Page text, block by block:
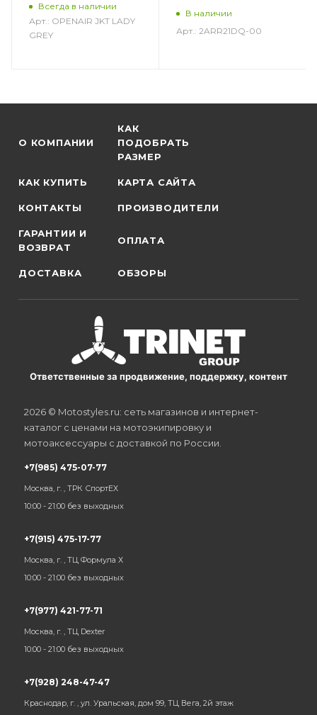
Всегда в наличии
Арт.: OPENAIR JKT LADY
GREY
В наличии
Арт.: 2ARR21DQ-00
О КОМПАНИИ
КАК
ПОДОБРАТЬ
РАЗМЕР
КАК КУПИТЬ КАРТА САЙТА
КОНТАКТЫ ПРОИЗВОДИТЕЛИ
ГАРАНТИИ И
ВОЗВРАТ
ОПЛАТА
ДОСТАВКА ОБЗОРЫ
Ответственные за продвижение, поддержку, контент
2026 © Motostyles.ru: сеть магазинов и интернет-
каталог с ценами на мотоэкипировку и
мотоаксессуары с доставкой по России.
+7(985) 475-07-77
Москва, г. , ТРК СпортЕХ
10:00 - 21:00 без выходных
+7(915) 475-17-77
Москва, г. , ТЦ Формула Х
10:00 - 21:00 без выходных
+7(977) 421-77-71
Москва, г. , ТЦ Dexter
10:00 - 21:00 без выходных
+7(928) 248-47-47
Краснодар, г. , ул. Уральская, дом 99, ТЦ Вега, 2й этаж